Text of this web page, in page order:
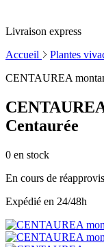
Livraison express
Accueil
Plantes
CENTAUREA
Centaurée
0 en stock
En cours de
Expédié en 24/48h